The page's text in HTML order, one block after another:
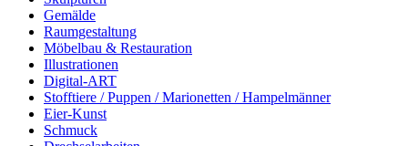
Gemälde
Raumgestaltung
Möbelbau & Restauration
Illustrationen
Digital-ART
Stofftiere / Puppen / Marionetten / Hampelmänner
Eier-Kunst
Schmuck